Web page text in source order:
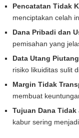
Pencatatan Tidak
menciptakan celah
Dana Pribadi dan
pemisahan yang
Data Utang
risiko likuiditas sulit
Margin Tidak
membuat
Tujuan Dana Tidak
kabur sering